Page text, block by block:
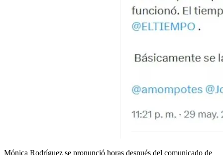
Mónica Rodríguez se pronunció horas después del comunicado de